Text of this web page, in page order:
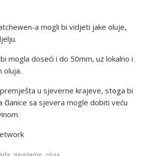
a mogli bi vidjeti jake oluje,
mogla doseći i do 50mm, uz lokalno i
oluja.
u sjeverne krajeve, stoga bi
članice sa sjevera mogle dobiti veću